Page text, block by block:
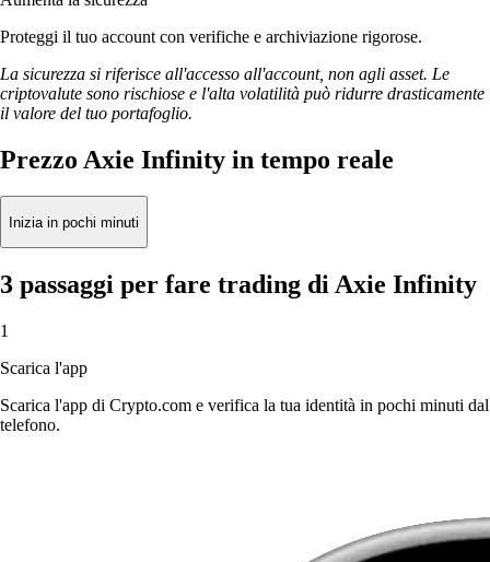
Proteggi il tuo account con verifiche e archiviazione rigorose.
La sicurezza si riferisce all'accesso all'account, non agli asset. Le
criptovalute sono rischiose e l'alta volatilità può ridurre drasticamente
il valore del tuo portafoglio.
Prezzo Axie Infinity in tempo reale
Inizia in pochi minuti
3 passaggi per fare trading di Axie Infinity
1
Scarica l'app
Scarica l'app di Crypto.com e verifica la tua identità in pochi minuti dal
telefono.